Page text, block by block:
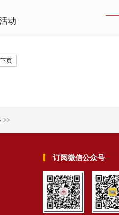
动
下页
>>
订阅微信公众号